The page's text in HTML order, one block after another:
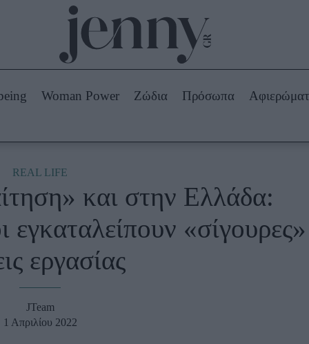
Beauty -
Ομορφιά
Skincare
Μακιγιάζ
Ζώδια
Woman Power Ζώδια Πρόσωπα
REAL LIFE
και στην Ελλάδα:
εγκαταλείπουν «σίγουρες»
εργασίας
JTeam
1 Απριλίου 2022